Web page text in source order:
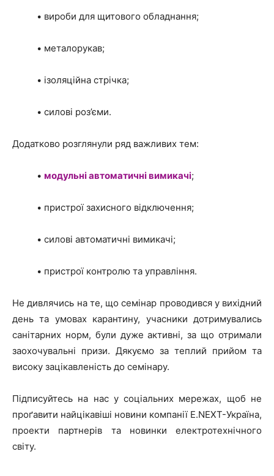
• вироби для щитового обладнання;
• металорукав;
• ізоляційна стрічка;
• силові роз’єми.
Додатково розглянули ряд важливих тем:
• модульні автоматичні вимикачі;
• пристрої захисного відключення;
• силові автоматичні вимикачі;
• пристрої контролю та управління.
Не дивлячись на те, що семінар проводився у вихідний
день та умовах карантину, учасники дотримувались
санітарних норм, були дуже активні, за що отримали
заохочувальні призи. Дякуємо за теплий прийом та
високу зацікавленість до семінару.
Підписуйтесь на нас у соціальних мережах, щоб не
проґавити найцікавіші новини компанії E.NEXT-Україна,
проекти партнерів та новинки електротехнічного
світу.